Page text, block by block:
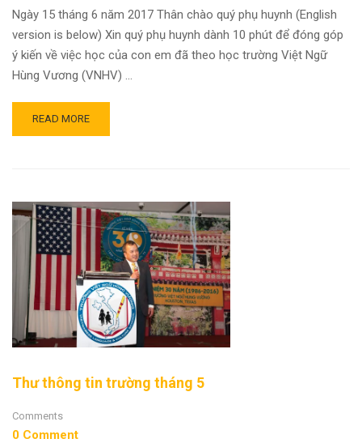
Ngày 15 tháng 6 năm 2017 Thân chào quý phụ huynh (English
version is below) Xin quý phụ huynh dành 10 phút để đóng góp
ý kiến về việc học của con em đã theo học trường Việt Ngữ
Hùng Vương (VNHV) …
READ MORE
Thư thông tin trường tháng 5
Comments
0 Comment